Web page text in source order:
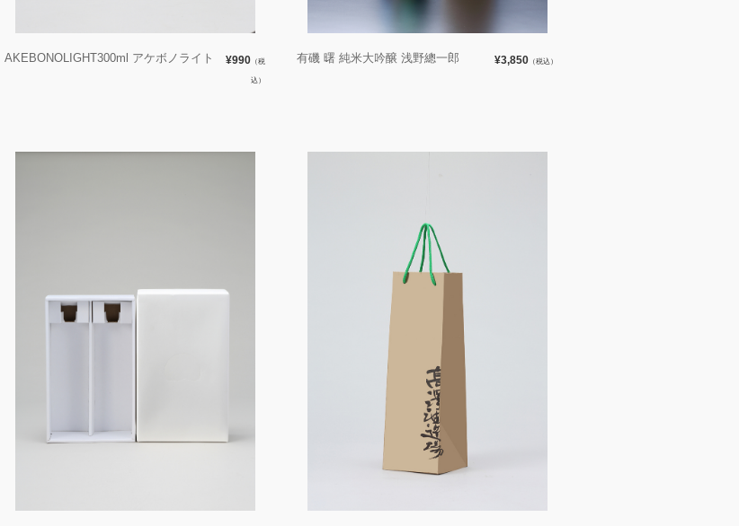
AKEBONOLIGHT300ml アケボノライト ¥990 （税
込）
有磯 曙 純米大吟醸 浅野總一郎 ¥3,850 （税込）